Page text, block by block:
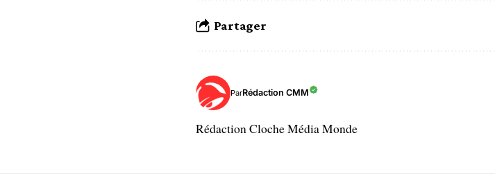
Partager
ParRédaction CMM
Rédaction Cloche Média Monde